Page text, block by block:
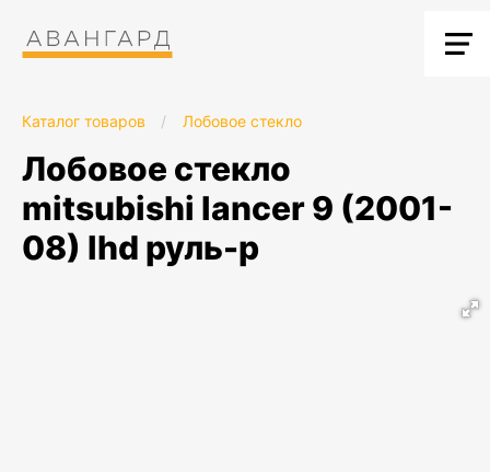
Каталог товаров / Лобовое стекло
лобовое стекло
mitsubishi lancer 9 (2001-
08) lhd руль-p